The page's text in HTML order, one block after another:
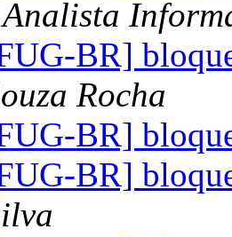
BR]
Rocha
BR]
BR]